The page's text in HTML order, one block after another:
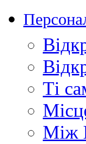
Ті
Між